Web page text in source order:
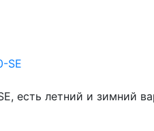
есть летний и зимний